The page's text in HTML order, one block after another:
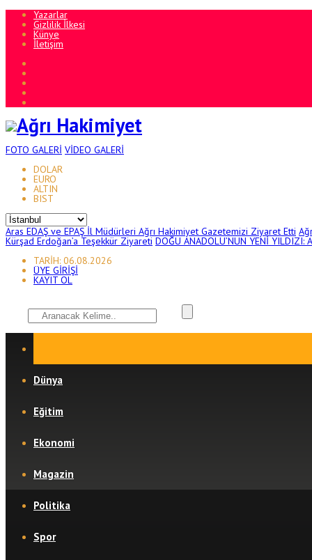
Yazarlar
Gizlilik İlkesi
Künye
İletişim
FOTO GALERİ VİDEO GALERİ
DOLAR
EURO
ALTIN
BIST
Aras EDAŞ ve EPAŞ İl Müdürleri Ağrı Hakimiyet Gazetemizi Ziyaret Etti
Kürşad Erdoğan’a Teşekkür Ziyareti DOĞU ANADOLU’NUN YENİ YILDIZI:
TARİH: 06.08.2026
ÜYE GİRİŞİ
KAYIT OL
Dünya
Eğitim
Ekonomi
Magazin
Politika
Spor